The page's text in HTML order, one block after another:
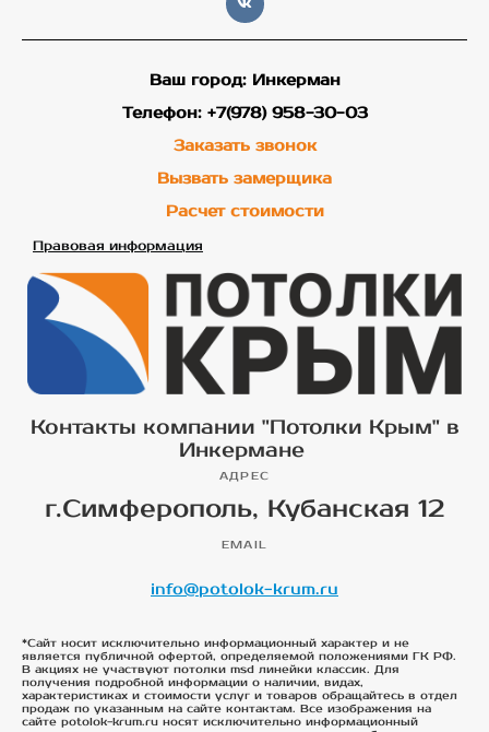
Ваш город: Инкерман
Телефон: +7(978) 958-30-03
Заказать звонок
Вызвать замерщика
Расчет стоимости
Правовая информация
Контакты компании "Потолки Крым" в
Инкермане
АДРЕС
г.Симферополь, Кубанская 12
EMAIL
info@potolok-krum.ru
*Сайт носит исключительно информационный характер и не
является публичной офертой, определяемой положениями ГК РФ.
В акциях не участвуют потолки msd линейки классик. Для
получения подробной информации о наличии, видах,
характеристиках и стоимости услуг и товаров обращайтесь в отдел
продаж по указанным на сайте контактам. Все изображения на
сайте potolok-krum.ru носят исключительно информационный